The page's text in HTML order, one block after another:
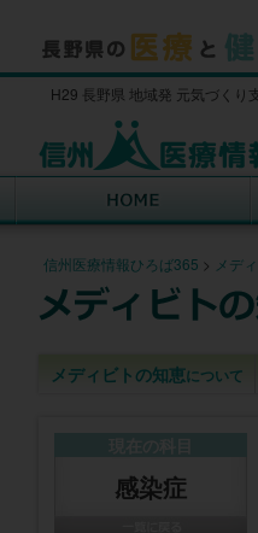
H29 長野県 地域発 元気づくり
信州医療情報ひろば365 > メデ
メディビトの知恵について
感染症